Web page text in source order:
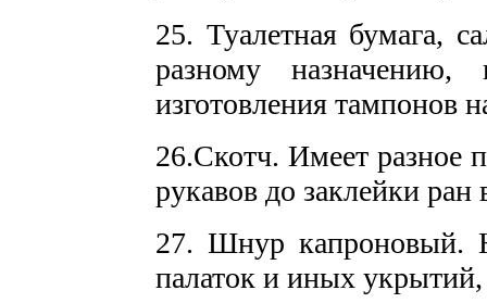
25. Туалетная бумага,
разному
изготовления тампонов
26.Скотч. Имеет разное
рукавов до заклейки ран
27. Шнур капроновый.
палаток и иных